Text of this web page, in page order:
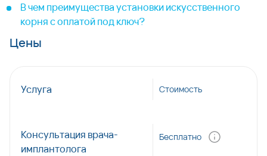
В чем преимущества установки искусственного
корня с оплатой под ключ?
Цены
Услуга Стоимость
Консультация врача-
имплантолога
Бесплатно